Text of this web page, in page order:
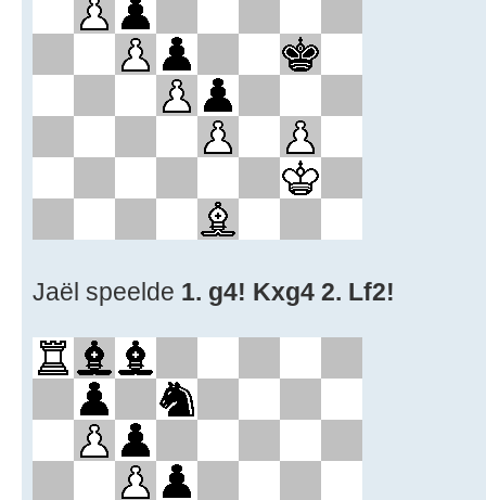
Jaël speelde 1. g4! Kxg4 2. Lf2!